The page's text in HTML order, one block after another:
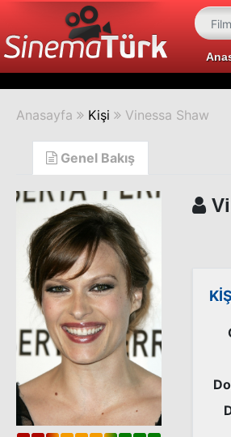
Anasayfa Kişi Vinessa Shaw
Genel Bakış